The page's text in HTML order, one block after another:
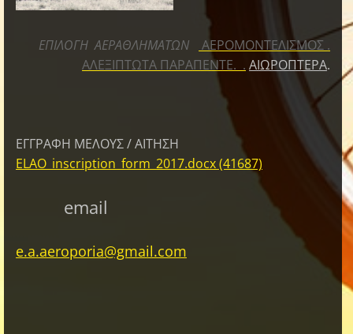
ΕΠΙΛΟΓΗ ΑΕΡΑΘΛΗΜΑΤΩΝ ΑΕΡΟΜΟΝΤΕΛΙΣΜΟΣ .
ΑΛΕΞΙΠΤΩΤΑ ΠΑΡΑΠΕΝΤΕ. . ΑΙΩΡΟΠΤΕΡΑ.
ΕΓΓΡΑΦΗ ΜΕΛΟΥΣ / ΑΙΤΗΣΗ
ELAO_inscription_form_2017.docx (41687)
email
e.a.aeroporia@gmail.com